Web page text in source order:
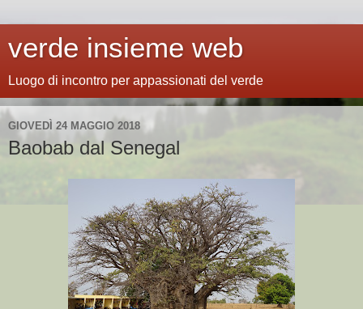
verde insieme web
Luogo di incontro per appassionati del verde
GIOVEDÌ 24 MAGGIO 2018
Baobab dal Senegal